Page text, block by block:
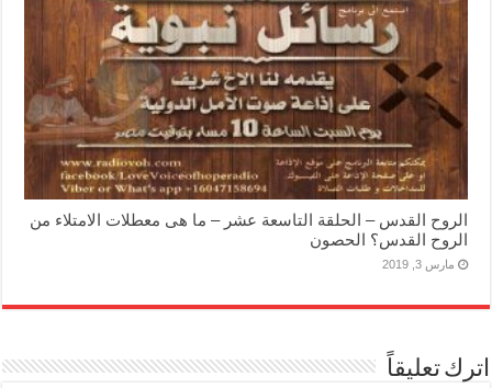
الروح القدس – الحلقة التاسعة عشر – ما هى معطلات الامتلاء من
الروح القدس؟ الحصون
مارس 3, 2019
اترك تعليقاً